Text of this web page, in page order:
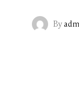
By